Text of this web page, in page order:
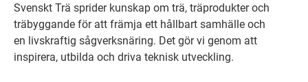
Svenskt Trä sprider kunskap om trä, träprodukter och
träbyggande för att främja ett hållbart samhälle och
en livskraftig sågverksnäring. Det gör vi genom att
inspirera, utbilda och driva teknisk utveckling.